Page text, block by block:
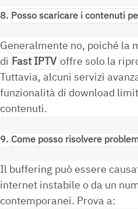
8. Posso scaricare i contenuti
Generalmente no, poiché la
di Fast IPTVoffre solo la
Tuttavia, alcuni servizi
funzionalità di download
contenuti.
9. Come posso risolvere
Il buffering può essere
internet instabile o da un
contemporanei. Prova a: